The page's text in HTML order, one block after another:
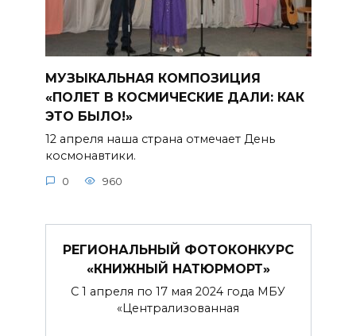
МУЗЫКАЛЬНАЯ КОМПОЗИЦИЯ
«ПОЛЕТ В КОСМИЧЕСКИЕ ДАЛИ: КАК
ЭТО БЫЛО!»
12 апреля наша страна отмечает День
космонавтики.
0 960
РЕГИОНАЛЬНЫЙ ФОТОКОНКУРС
«КНИЖНЫЙ НАТЮРМОРТ»
С 1 апреля по 17 мая 2024 года МБУ
«Централизованная